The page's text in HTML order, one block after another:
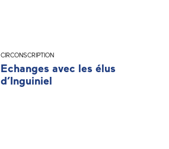
CIRCONSCRIPTION
Echanges avec les élus
d’Inguiniel